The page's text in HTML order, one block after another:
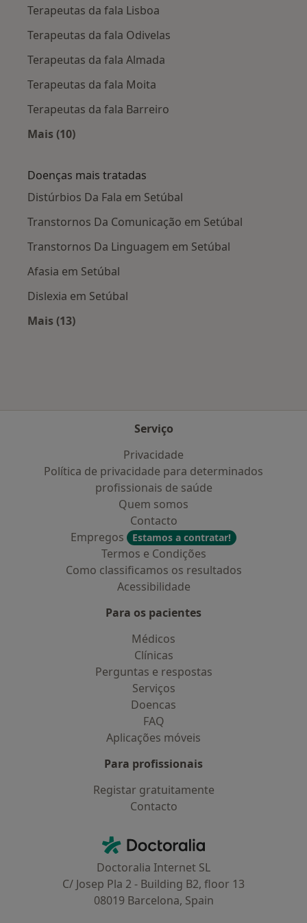
Espectro do Autismo).
Integração na Equipa Local de Intervenção Precoce
(ELI) da Guarda.
b)Terapeuta da Fala no âmbito da Valência Educativa e
Centro de Actividades Ocupacionais da CERCIG.
Avaliação e acompanhamento terapêutico de crianças,
jovens e adultos com perturbações de linguagem,
comunicação e fala (associados a deficiência mental,
Terapeutas da fala Lisboa
Terapeutas da fala Odivelas
Terapeutas da fala Almada
Terapeutas da fala Moita
Terapeutas da fala Barreiro
Mais (10)
Doenças mais tratadas
Distúrbios Da Fala em Setúbal
Transtornos Da Comunicação em Setúbal
Transtornos Da Linguagem em Setúbal
Afasia em Setúbal
Dislexia em Setúbal
Mais (13)
Serviço
Privacidade
Política de privacidade para determinados
profissionais de saúde
Quem somos
Contacto
Empregos
Estamos a contratar!
Termos e Condições
Como classificamos os resultados
Acessibilidade
Para os pacientes
Médicos
Clínicas
Perguntas e respostas
Serviços
Doencas
FAQ
Aplicações móveis
Para profissionais
Registar gratuitamente
Contacto
Doctoralia - Homepage
Doctoralia Internet SL
C/ Josep Pla 2 - Building B2, floor 13
08019 Barcelona, Spain